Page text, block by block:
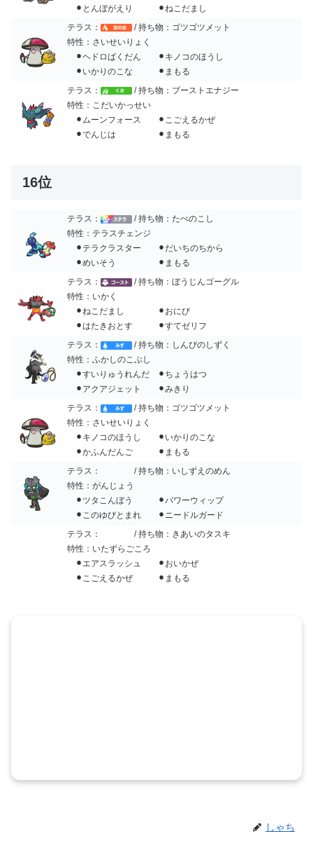
⚫︎とんぼがえり ⚫︎ねこだまし
テラス：
/ 持ち物：ゴツゴツメット
特性：さいせいりょく
⚫︎ヘドロばくだん ⚫︎キノコのほうし
⚫︎いかりのこな ⚫︎まもる
テラス：
/ 持ち物：ブーストエナジー
特性：こだいかっせい
⚫︎ムーンフォース ⚫︎こごえるかぜ
⚫︎でんじは ⚫︎まもる
16位
テラス：
/ 持ち物：たべのこし
特性：テラスチェンジ
⚫︎テラクラスター ⚫︎だいちのちから
⚫︎めいそう ⚫︎まもる
テラス：
/ 持ち物：ぼうじんゴーグル
特性：いかく
⚫︎ねこだまし ⚫︎おにび
⚫︎はたきおとす ⚫︎すてゼリフ
テラス：
/ 持ち物：しんぴのしずく
特性：ふかしのこぶし
⚫︎すいりゅうれんだ ⚫︎ちょうはつ
⚫︎アクアジェット ⚫︎みきり
テラス：
/ 持ち物：ゴツゴツメット
特性：さいせいりょく
⚫︎キノコのほうし ⚫︎いかりのこな
⚫︎かふんだんご ⚫︎まもる
テラス：
/ 持ち物：いしずえのめん
特性：がんじょう
⚫︎ツタこんぼう ⚫︎パワーウィップ
⚫︎このゆびとまれ ⚫︎ニードルガード
テラス：
/ 持ち物：きあいのタスキ
特性：いたずらごころ
⚫︎エアスラッシュ ⚫︎おいかぜ
⚫︎こごえるかぜ ⚫︎まもる
しゃち